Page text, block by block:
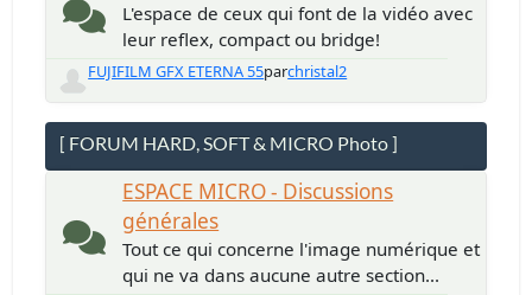
L'espace de ceux qui font de la vidéo avec
leur reflex, compact ou bridge!
FUJIFILM GFX ETERNA 55parchristal2
[ FORUM HARD, SOFT & MICRO Photo ]
ESPACE MICRO - Discussions
générales
Tout ce qui concerne l'image numérique et
qui ne va dans aucune autre section...